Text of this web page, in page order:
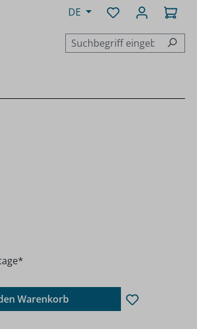
DE Du hast 0
Wert ein oder
Warenkorb